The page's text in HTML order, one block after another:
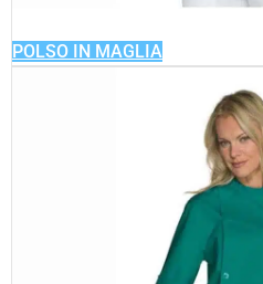
POLSO IN MAGLIA